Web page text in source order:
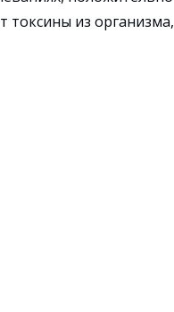
токсины из организма,